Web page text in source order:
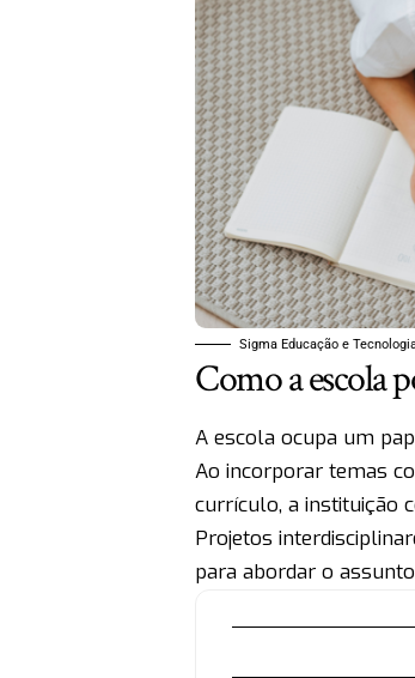
Sigma Educação e
Como a escola
A escola ocupa um
Ao incorporar temas
currículo, a instituição
Projetos
para abordar o